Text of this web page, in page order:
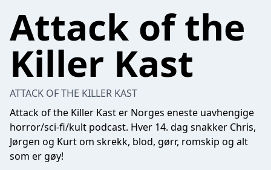
Attack of the
Killer Kast
ATTACK OF THE KILLER KAST
Attack of the Killer Kast er Norges eneste uavhengige
horror/sci-fi/kult podcast. Hver 14. dag snakker Chris,
Jørgen og Kurt om skrekk, blod, gørr, romskip og alt
som er gøy!